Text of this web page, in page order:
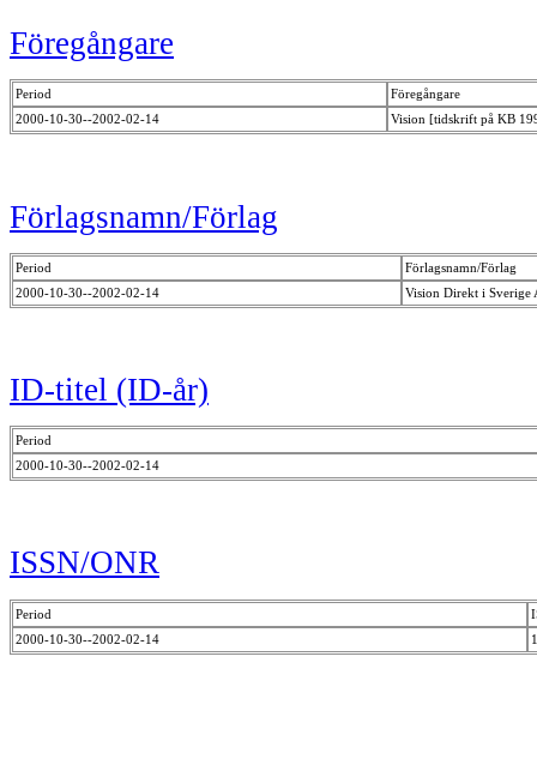
Föregångare
Period
Föregångare
2000-10-30--2002-02-14
Vision [tidskrift på KB
Förlagsnamn/Förlag
Period
Förlagsnamn/Förlag
2000-10-30--2002-02-14
Vision Direkt i Sverige
ID-titel (ID-år)
Period
2000-10-30--2002-02-14
ISSN/ONR
Period
2000-10-30--2002-02-14